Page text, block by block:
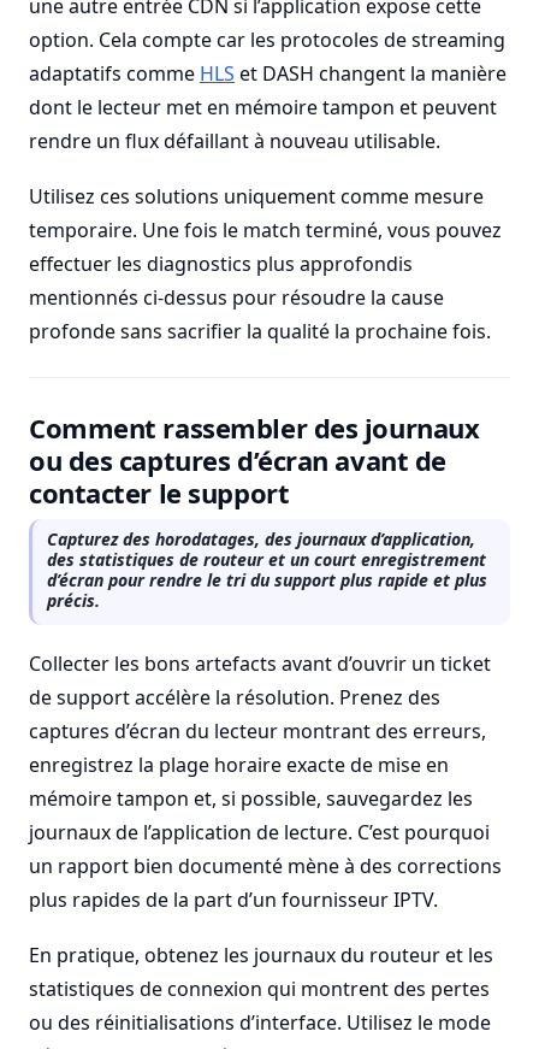
une autre entrée CDN si l’application expose cette
option. Cela compte car les protocoles de streaming
adaptatifs comme HLS et DASH changent la manière
dont le lecteur met en mémoire tampon et peuvent
rendre un flux défaillant à nouveau utilisable.
Utilisez ces solutions uniquement comme mesure
temporaire. Une fois le match terminé, vous pouvez
effectuer les diagnostics plus approfondis
mentionnés ci-dessus pour résoudre la cause
profonde sans sacrifier la qualité la prochaine fois.
Comment rassembler des journaux
ou des captures d’écran avant de
contacter le support
Capturez des horodatages, des journaux d’application,
des statistiques de routeur et un court enregistrement
d’écran pour rendre le tri du support plus rapide et plus
précis.
Collecter les bons artefacts avant d’ouvrir un ticket
de support accélère la résolution. Prenez des
captures d’écran du lecteur montrant des erreurs,
enregistrez la plage horaire exacte de mise en
mémoire tampon et, si possible, sauvegardez les
journaux de l’application de lecture. C’est pourquoi
un rapport bien documenté mène à des corrections
plus rapides de la part d’un fournisseur IPTV.
En pratique, obtenez les journaux du routeur et les
statistiques de connexion qui montrent des pertes
ou des réinitialisations d’interface. Utilisez le mode